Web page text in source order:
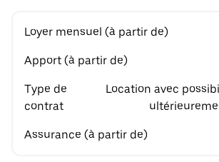
Loyer mensuel (à partir de)
Apport (à partir de)
Type de
contrat
Location avec
Assurance (à partir de)